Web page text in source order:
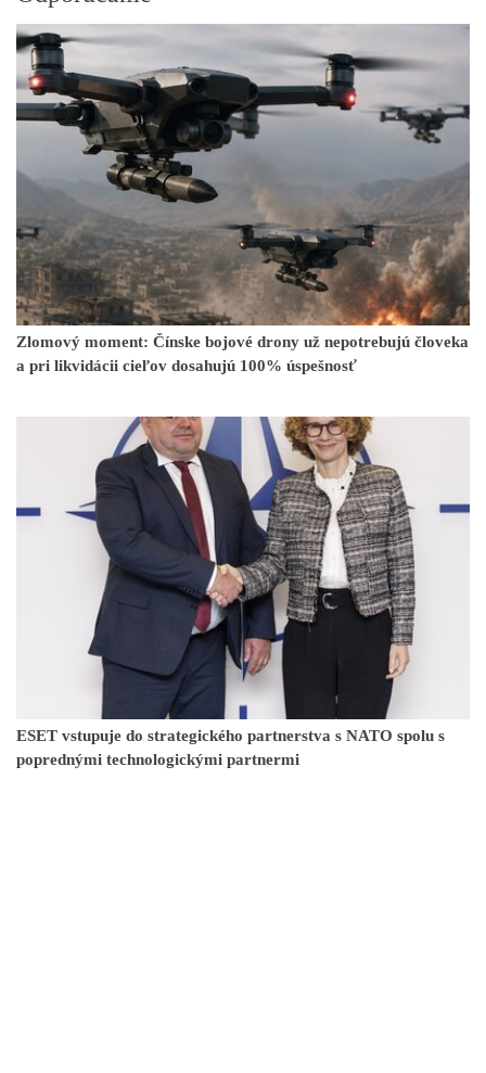
Zlomový moment: Čínske bojové drony už nepotrebujú človeka
a pri likvidácii cieľov dosahujú 100% úspešnosť
ESET vstupuje do strategického partnerstva s NATO spolu s
poprednými technologickými partnermi